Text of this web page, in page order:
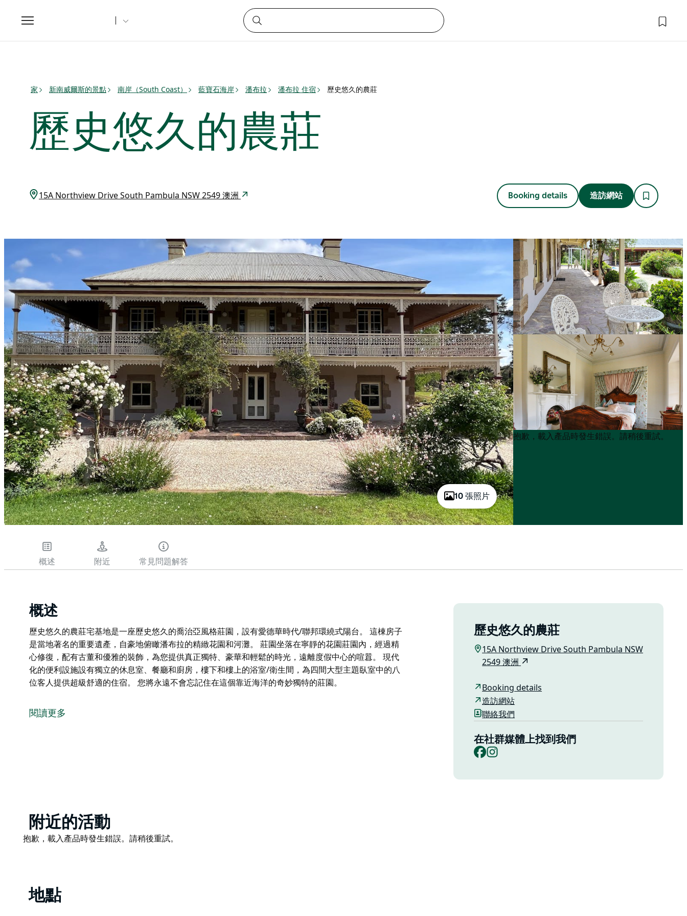
Toggle
navigation
家 新南威爾斯的景點 南岸（South Coast） 藍寶石海岸 潘布拉 潘布拉 住宿 歷史悠久的農莊
歷史悠久的農莊
15A Northview Drive South Pambula NSW 2549 澳洲 Booking details 造訪網站
10 張照片
Product
List
Product
List
抱歉，載入產品時發生錯誤。請稍後重試。
概述 附近 常見問題解答
概述
歷史悠久的農莊宅基地是一座歷史悠久的喬治亞風格莊園，設有愛德華時代/聯邦環繞式陽台。 這棟房子
是當地著名的重要遺產，自豪地俯瞰潘布拉的精緻花園和河灘。 莊園坐落在寧靜的花園莊園內，經過精
心修復，配有古董和優雅的裝飾，為您提供真正獨特、豪華和輕鬆的時光，遠離度假中心的喧囂。 現代
化的便利設施設有獨立的休息室、餐廳和廚房，樓下和樓上的浴室/衛生間，為四間大型主題臥室中的八
位客人提供超級舒適的住宿。 您將永遠不會忘記住在這個靠近海洋的奇妙獨特的莊園。
是當地著名的重要遺產，自豪地俯瞰潘布拉的精緻花園和河灘。
閱讀更多
歷史悠久的農莊
15A Northview Drive South Pambula NSW
2549 澳洲
Booking details
造訪網站
聯絡我們
在社群媒體上找到我們
Facebook
Product
List
附近的活動
Product
抱歉，載入產品時發生錯誤。請稍後重試。
地點